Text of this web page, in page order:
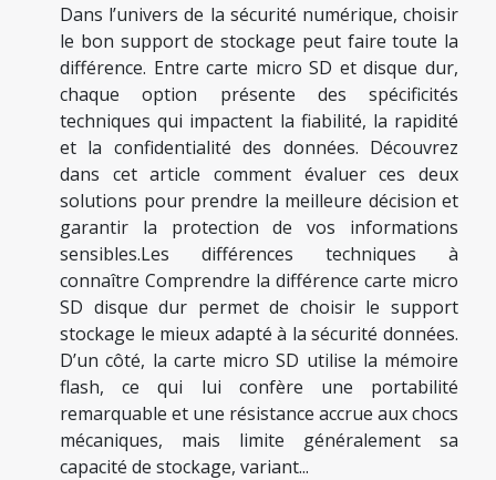
Dans l’univers de la sécurité numérique, choisir
le bon support de stockage peut faire toute la
différence. Entre carte micro SD et disque dur,
chaque option présente des spécificités
techniques qui impactent la fiabilité, la rapidité
et la confidentialité des données. Découvrez
dans cet article comment évaluer ces deux
solutions pour prendre la meilleure décision et
garantir la protection de vos informations
sensibles.Les différences techniques à
connaître Comprendre la différence carte micro
SD disque dur permet de choisir le support
stockage le mieux adapté à la sécurité données.
D’un côté, la carte micro SD utilise la mémoire
flash, ce qui lui confère une portabilité
remarquable et une résistance accrue aux chocs
mécaniques, mais limite généralement sa
capacité de stockage, variant...